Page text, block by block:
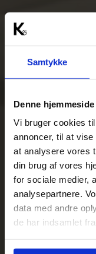
Samtykke
Denne
Vi bruger cookies
annoncer, til at
at analysere vores
din brug af vores
for sociale medier,
analysepartnere.
data med andre
de har indsamlet